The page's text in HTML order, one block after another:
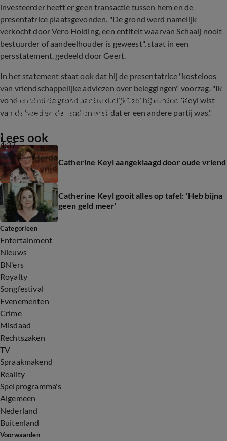
investeerder heeft er geen transactie tussen hem en de
presentatrice plaatsgevonden. "De grond werd namelijk
verkocht door Vero Holding, een entiteit waarvan Schaaij nooit
bestuurder of aandeelhouder is geweest", staat in een
persstatement, gedeeld door Geert.
In het statement staat ook dat hij de presentatrice "kosteloos
van vriendschappelijke adviezen over beleggingen" voorzag. "Ik
vond en vind de grond aantrekkelijk", zei hij eerder. "Keyl wist
van de hoed en de rand en wist dat er een andere partij was."
4:37
Catherine Keyl sleept oude vriend en tv-
collega voor de rechter
Lees ook
Catherine Keyl aangeklaagd door oude vriend
Catherine Keyl gooit alles op tafel: 'Heb bijna
geen geld meer'
Categorieën
Entertainment
Nieuws
BN'ers
Royalty
Songfestival
Evenementen
Crime
Misdaad
Rechtszaken
TV
Spraakmakend
Reality
Spelprogramma's
Algemeen
Nederland
Buitenland
Voorwaarden